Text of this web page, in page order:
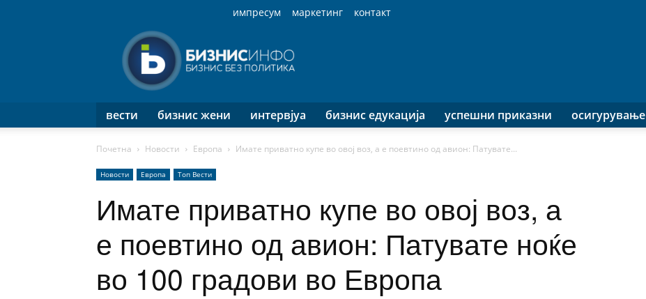
импресум маркетинг
контакт
Инфо
вести бизнис жени интервјуа бизнис едукација успешни приказни осигурување
Почетна Новости Европа Имате приватно купе во овој воз, а е поевтино од авион: Патувате...
Новости Европа Топ Вести
Имате приватно купе во овој воз, а
е поевтино од авион: Патувате ноќе
во 100 градови во Европа